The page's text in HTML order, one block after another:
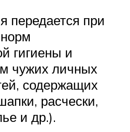
передается при
гигиены и
чужих личных
содержащих
расчески,
и др.).